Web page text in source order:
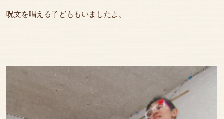
呪文を唱える子どももいましたよ。